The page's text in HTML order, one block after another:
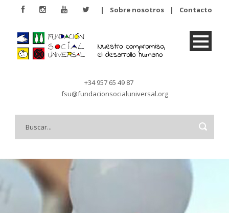
| Sobre nosotros | Contacto
+34 957 65 49 87
fsu@fundacionsocialuniversal.org